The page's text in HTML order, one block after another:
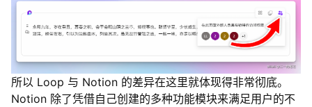
所以 Loop 与 Notion 的差异在这里就体现得非常彻底。
Notion 除了凭借自己创建的多种功能模块来满足用户的不